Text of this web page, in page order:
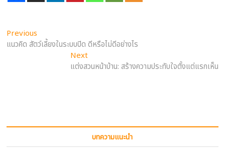
Post
navigation
Previous
post:
แนวคิด สัตว์เลี้ยงในระบบปิด ดีหรือไม่ดีอย่างไร
NextNext
post:
แต่งสวนหน้าบ้าน: สร้างความประทับใจตั้งแต่แรกเห็น
บทความแนะนำ